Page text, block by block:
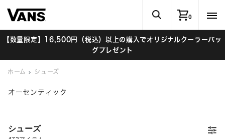
0
【数量限定】16,500円（税込）以上の購入でオリジナルクーラーバッ
グプレゼント
ホーム シューズ
オーセンティック
シューズ